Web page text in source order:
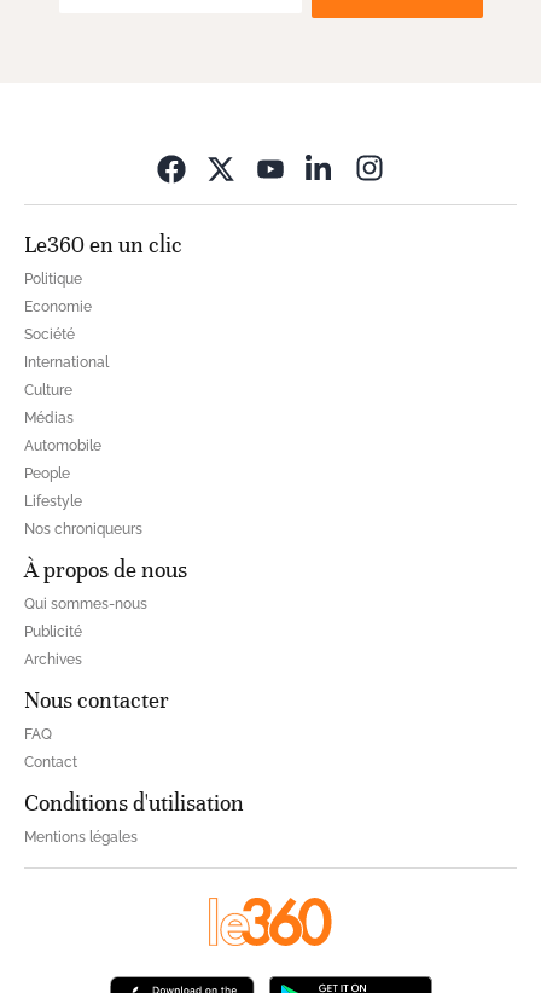
Le360 en un clic
Politique
Economie
Société
International
Culture
Médias
Automobile
People
Lifestyle
Nos chroniqueurs
À propos de nous
Qui sommes-nous
Publicité
Archives
Nous contacter
FAQ
Contact
Conditions d'utilisation
Mentions légales